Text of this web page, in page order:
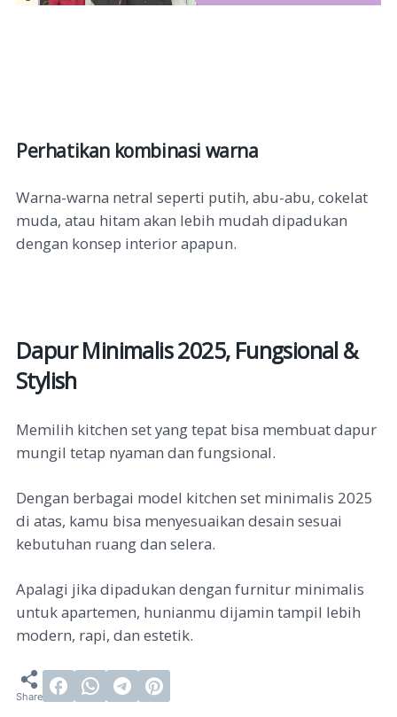
Perhatikan kombinasi warna
Warna-warna netral seperti putih, abu-abu, cokelat
muda, atau hitam akan lebih mudah dipadukan
dengan konsep interior apapun.
Dapur Minimalis 2025, Fungsional &
Stylish
Memilih kitchen set yang tepat bisa membuat dapur
mungil tetap nyaman dan fungsional.
Dengan berbagai model kitchen set minimalis 2025
di atas, kamu bisa menyesuaikan desain sesuai
kebutuhan ruang dan selera.
Apalagi jika dipadukan dengan furnitur minimalis
untuk apartemen, hunianmu dijamin tampil lebih
modern, rapi, dan estetik.